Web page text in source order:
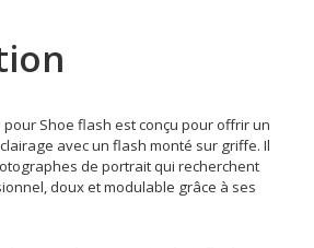
pour Shoe flash est conçu pour offrir un
avec un flash monté sur griffe. Il
de portrait qui recherchent
doux et modulable grâce à ses